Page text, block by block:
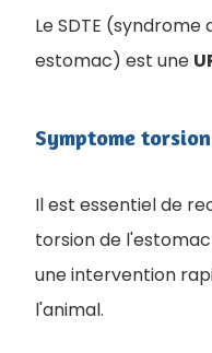
Le SDTE
estomac) est une
Symptome
Il est essentiel de
torsion de
une intervention
l'animal.